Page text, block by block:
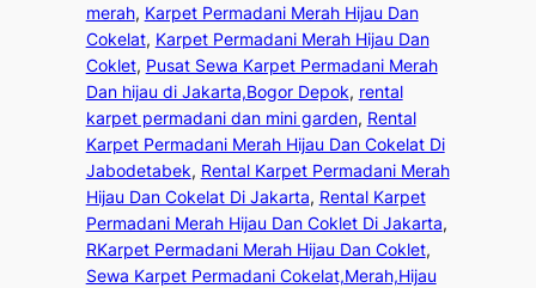
merah, Karpet Permadani Merah Hijau Dan
Cokelat, Karpet Permadani Merah Hijau Dan
Coklet, Pusat Sewa Karpet Permadani Merah
Dan hijau di Jakarta,Bogor Depok, rental
karpet permadani dan mini garden, Rental
Karpet Permadani Merah Hijau Dan Cokelat Di
Jabodetabek, Rental Karpet Permadani Merah
Hijau Dan Cokelat Di Jakarta, Rental Karpet
Permadani Merah Hijau Dan Coklet Di Jakarta
RKarpet Permadani Merah Hijau Dan Coklet
Sewa Karpet Permadani Cokelat,Merah,Hijau